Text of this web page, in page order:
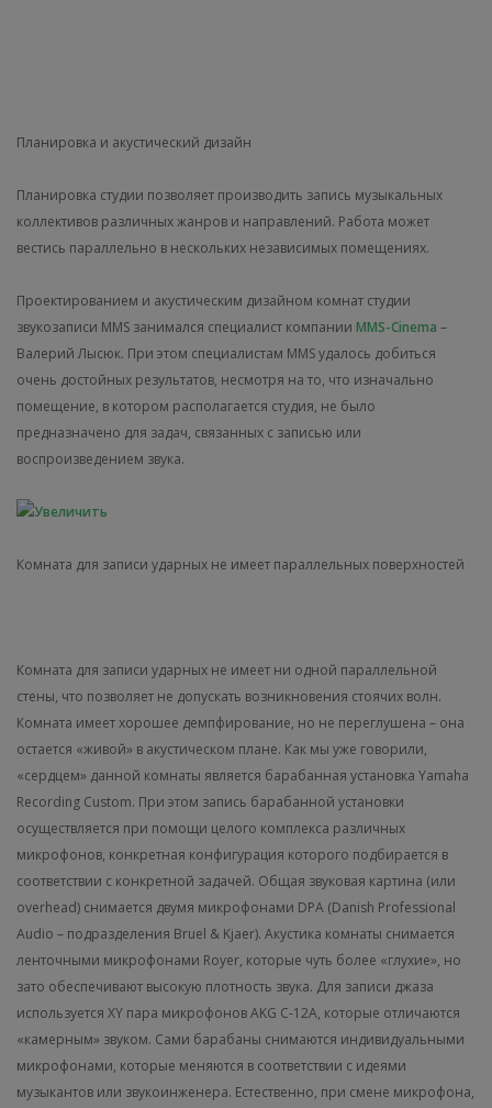
Планировка и акустический дизайн
Планировка студии позволяет производить запись музыкальных
коллективов различных жанров и направлений. Работа может
вестись параллельно в нескольких независимых помещениях.
Проектированием и акустическим дизайном комнат студии
звукозаписи MMS занимался специалист компании MMS-Cinema –
Валерий Лысюк. При этом специалистам MMS удалось добиться
очень достойных результатов, несмотря на то, что изначально
помещение, в котором располагается студия, не было
предназначено для задач, связанных с записью или
воспроизведением звука.
Комната для записи ударных не имеет параллельных поверхностей
Комната для записи ударных не имеет ни одной параллельной
стены, что позволяет не допускать возникновения стоячих волн.
Комната имеет хорошее демпфирование, но не переглушена – она
остается «живой» в акустическом плане. Как мы уже говорили,
«сердцем» данной комнаты является барабанная установка Yamaha
Recording Custom. При этом запись барабанной установки
осуществляется при помощи целого комплекса различных
микрофонов, конкретная конфигурация которого подбирается в
соответствии с конкретной задачей. Общая звуковая картина (или
overhead) снимается двумя микрофонами DPA (Danish Professional
Audio – подразделения Bruel & Kjaer). Акустика комнаты снимается
ленточными микрофонами Royer, которые чуть более «глухие», но
зато обеспечивают высокую плотность звука. Для записи джаза
используется XY пара микрофонов AKG C-12A, которыe отличаются
«камерным» звуком. Сами барабаны снимаются индивидуальными
микрофонами, которые меняются в соответствии с идеями
музыкантов или звукоинженера. Естественно, при смене микрофона,